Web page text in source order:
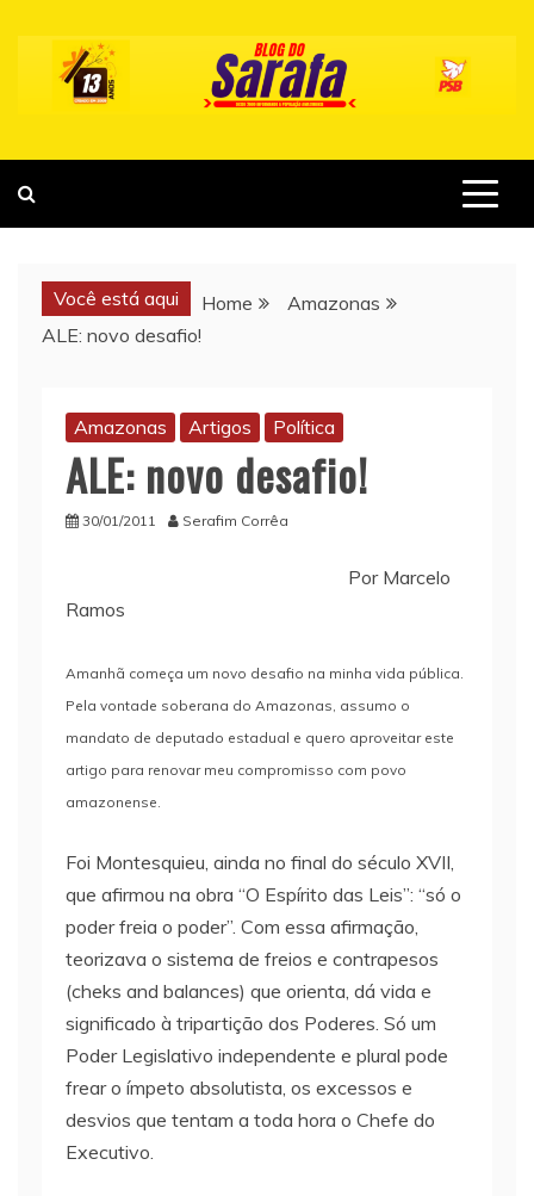
content
Você está aqui Home
Amazonas
ALE: novo desafio!
Amazonas Artigos Política
ALE: novo desafio!
30/01/2011 Serafim Corrêa
Por Marcelo
Ramos
Amanhã começa um novo desafio na minha vida pública.
Pela vontade soberana do Amazonas, assumo o
mandato de deputado estadual e quero aproveitar este
artigo para renovar meu compromisso com povo
amazonense.
Foi Montesquieu, ainda no final do século XVII,
que afirmou na obra “O Espírito das Leis”: “só o
poder freia o poder”. Com essa afirmação,
teorizava o sistema de freios e contrapesos
(cheks and balances) que orienta, dá vida e
significado à tripartição dos Poderes. Só um
Poder Legislativo independente e plural pode
frear o ímpeto absolutista, os excessos e
desvios que tentam a toda hora o Chefe do
Executivo.